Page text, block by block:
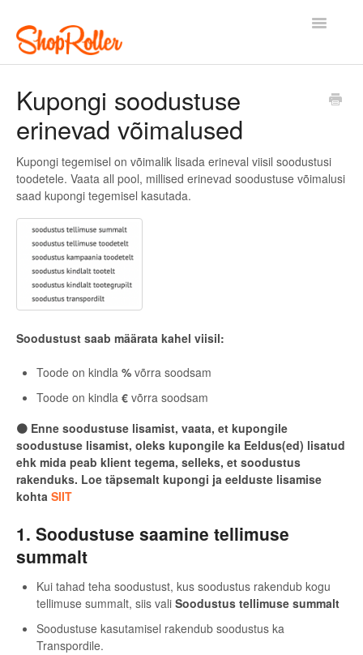
Toggle
Kupongi soodustuse
erinevad võimalused
Kupongi tegemisel on võimalik lisada erineval viisil soodustusi
toodetele. Vaata all pool, millised erinevad soodustuse võimalusi
saad kupongi tegemisel kasutada.
Soodustust saab määrata kahel viisil:
Toode on kindla % võrra soodsam
Toode on kindla € võrra soodsam
🟠 Enne soodustuse lisamist, vaata, et kupongile
soodustuse lisamist, oleks kupongile ka Eeldus(ed) lisatud
ehk mida peab klient tegema, selleks, et soodustus
rakenduks. Loe täpsemalt kupongi ja eelduste lisamise
kohta SIIT
1. Soodustuse saamine tellimuse
summalt
Kui tahad teha soodustust, kus soodustus rakendub kogu
tellimuse summalt, siis vali Soodustus tellimuse summalt
Soodustuse kasutamisel rakendub soodustus ka
Transpordile.